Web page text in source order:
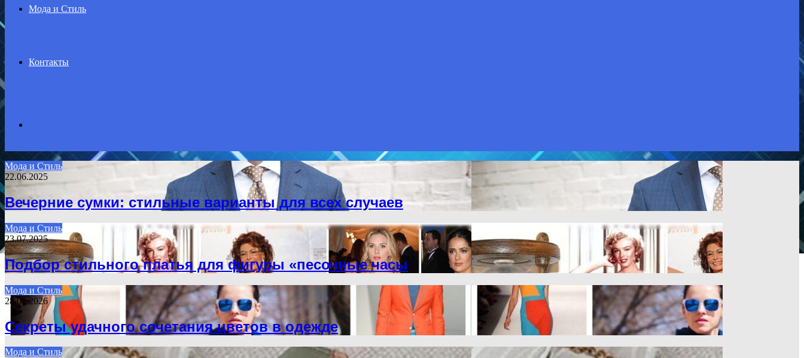
Мода и Стиль
Контакты
for
Мода и Стиль
22.06.2025
Вечерние сумки: стильные варианты для всех случаев
Мода и Стиль
23.07.2025
Подбор стильного платья для фигуры «песочные часы
Мода и Стиль
28.01.2026
Секреты удачного сочетания цветов в одежде
Мода и Стиль